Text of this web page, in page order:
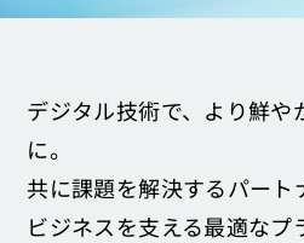
デジタル技術で、より鮮や
に。
共に課題を解決するパート
ビジネスを支える最適なプ